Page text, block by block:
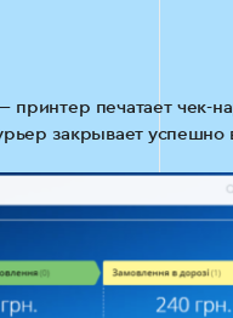
принтер печатает
закрывает